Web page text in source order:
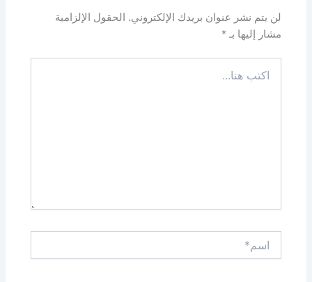
لن يتم نشر عنوان بريدك الإلكتروني. الحقول الإلزامية
مشار إليها بـ*
هنا...